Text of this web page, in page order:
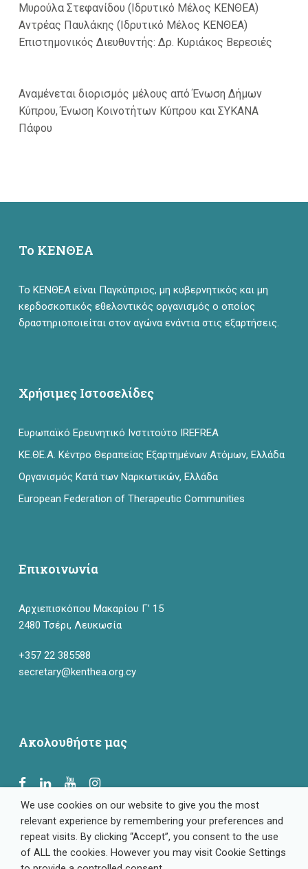
Μυρούλα Στεφανίδου (Ιδρυτικό Μέλος ΚΕΝΘΕΑ)
Αντρέας Παυλάκης (Ιδρυτικό Μέλος ΚΕΝΘΕΑ)
Επιστημονικός Διευθυντής: Δρ. Κυριάκος Βερεσιές
Αναμένεται διορισμός μέλους από Ένωση Δήμων
Κύπρου, Ένωση Κοινοτήτων Κύπρου και ΣΥΚΑΝΑ
Πάφου
Το ΚΕΝΘΕΑ
Το ΚΕΝΘΕΑ είναι Παγκύπριος, μη κυβερνητικός και μη
κερδοσκοπικός εθελοντικός οργανισμός ο οποίος
δραστηριοποιείται στον αγώνα ενάντια στις εξαρτήσεις.
Χρήσιμες Ιστοσελίδες
Ευρωπαϊκό Ερευνητικό Ινστιτούτο IREFREA
ΚΕ.ΘΕ.Α. Κέντρο Θεραπείας Εξαρτημένων Ατόμων, Ελλάδα
Οργανισμός Κατά των Ναρκωτικών, Ελλάδα
European Federation of Therapeutic Communities
Επικοινωνία
Αρχιεπισκόπου Μακαρίου Γ’ 15
2480 Τσέρι, Λευκωσία
+357 22 385588
secretary@kenthea.org.cy
Ακολουθήστε μας
We use cookies on our website to give you the most
relevant experience by remembering your preferences and
repeat visits. By clicking “Accept”, you consent to the use
of ALL the cookies. However you may visit Cookie Settings